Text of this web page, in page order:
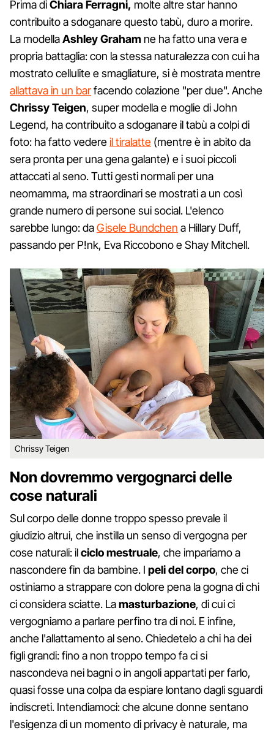
Prima diChiara Ferragni, molte altre star hanno
contribuito a sdoganare questo tabù, duro a morire.
La modellaAshley Graham ne ha fatto una vera e
propria battaglia: con la stessa naturalezza con cui ha
mostrato cellulite e smagliature, si è mostrata mentre
allattava in un barfacendo colazione "per due". Anche
Chrissy Teigen, super modella e moglie di John
Legend, ha contribuito a sdoganare il tabù a colpi di
foto: ha fatto vedereil tiralatte (mentre è in abito da
sera pronta per una gena galante) e i suoi piccoli
attaccati al seno. Tutti gesti normali per una
neomamma, ma straordinari se mostrati a un così
grande numero di persone sui social. L'elenco
sarebbe lungo: daGisele Bundchen a Hillary Duff,
passando per P!nk, Eva Riccobono e Shay Mitchell.
Chrissy Teigen
Non dovremmo vergognarci delle
cose naturali
Sul corpo delle donne troppo spesso prevale il
giudizio altrui, che instilla un senso di vergogna per
cose naturali: ilciclo mestruale, che impariamo a
nascondere fin da bambine. I peli del corpo, che ci
ostiniamo a strappare con dolore pena la gogna di chi
ci considera sciatte. Lamasturbazione, di cui ci
vergogniamo a parlare perfino tra di noi. E infine,
anche l'allattamento al seno. Chiedetelo a chi ha dei
figli grandi: fino a non troppo tempo fa ci si
nascondeva nei bagni o in angoli appartati per farlo,
quasi fosse una colpa da espiare lontano dagli sguardi
indiscreti. Intendiamoci: che alcune donne sentano
l'esigenza di un momento di privacy è naturale, ma